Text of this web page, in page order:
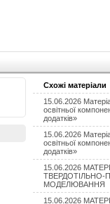
Схожі матеріали
15.06.2026
освітньої
додатків»
15.06.2026
освітньої
додатків»
15.06.2026
ТВЕРДОТІЛЬНО-
МОДЕЛЮВАННЯ
15.06.2026